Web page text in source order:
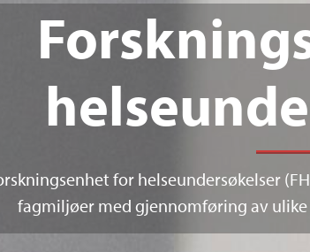
for helseundersøkelser
fagmiljøer med gjennomføring av